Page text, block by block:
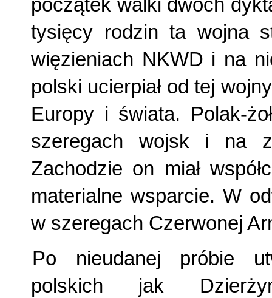
początek walki dwóch
tysięcy rodzin ta wojna
więzieniach NKWD i na
polski ucierpiał od tej
Europy i świata. Polak-
szeregach wojsk i na
Zachodzie on miał
materialne wsparcie. W
w szeregach Czerwonej
Po nieudanej próbie
polskich jak